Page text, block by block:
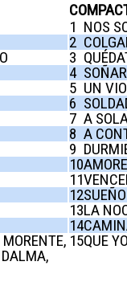
1 NOS
2
3
4
5 UN
6
7 A
8 A
9
10
11
12
13LA
14
15QUE